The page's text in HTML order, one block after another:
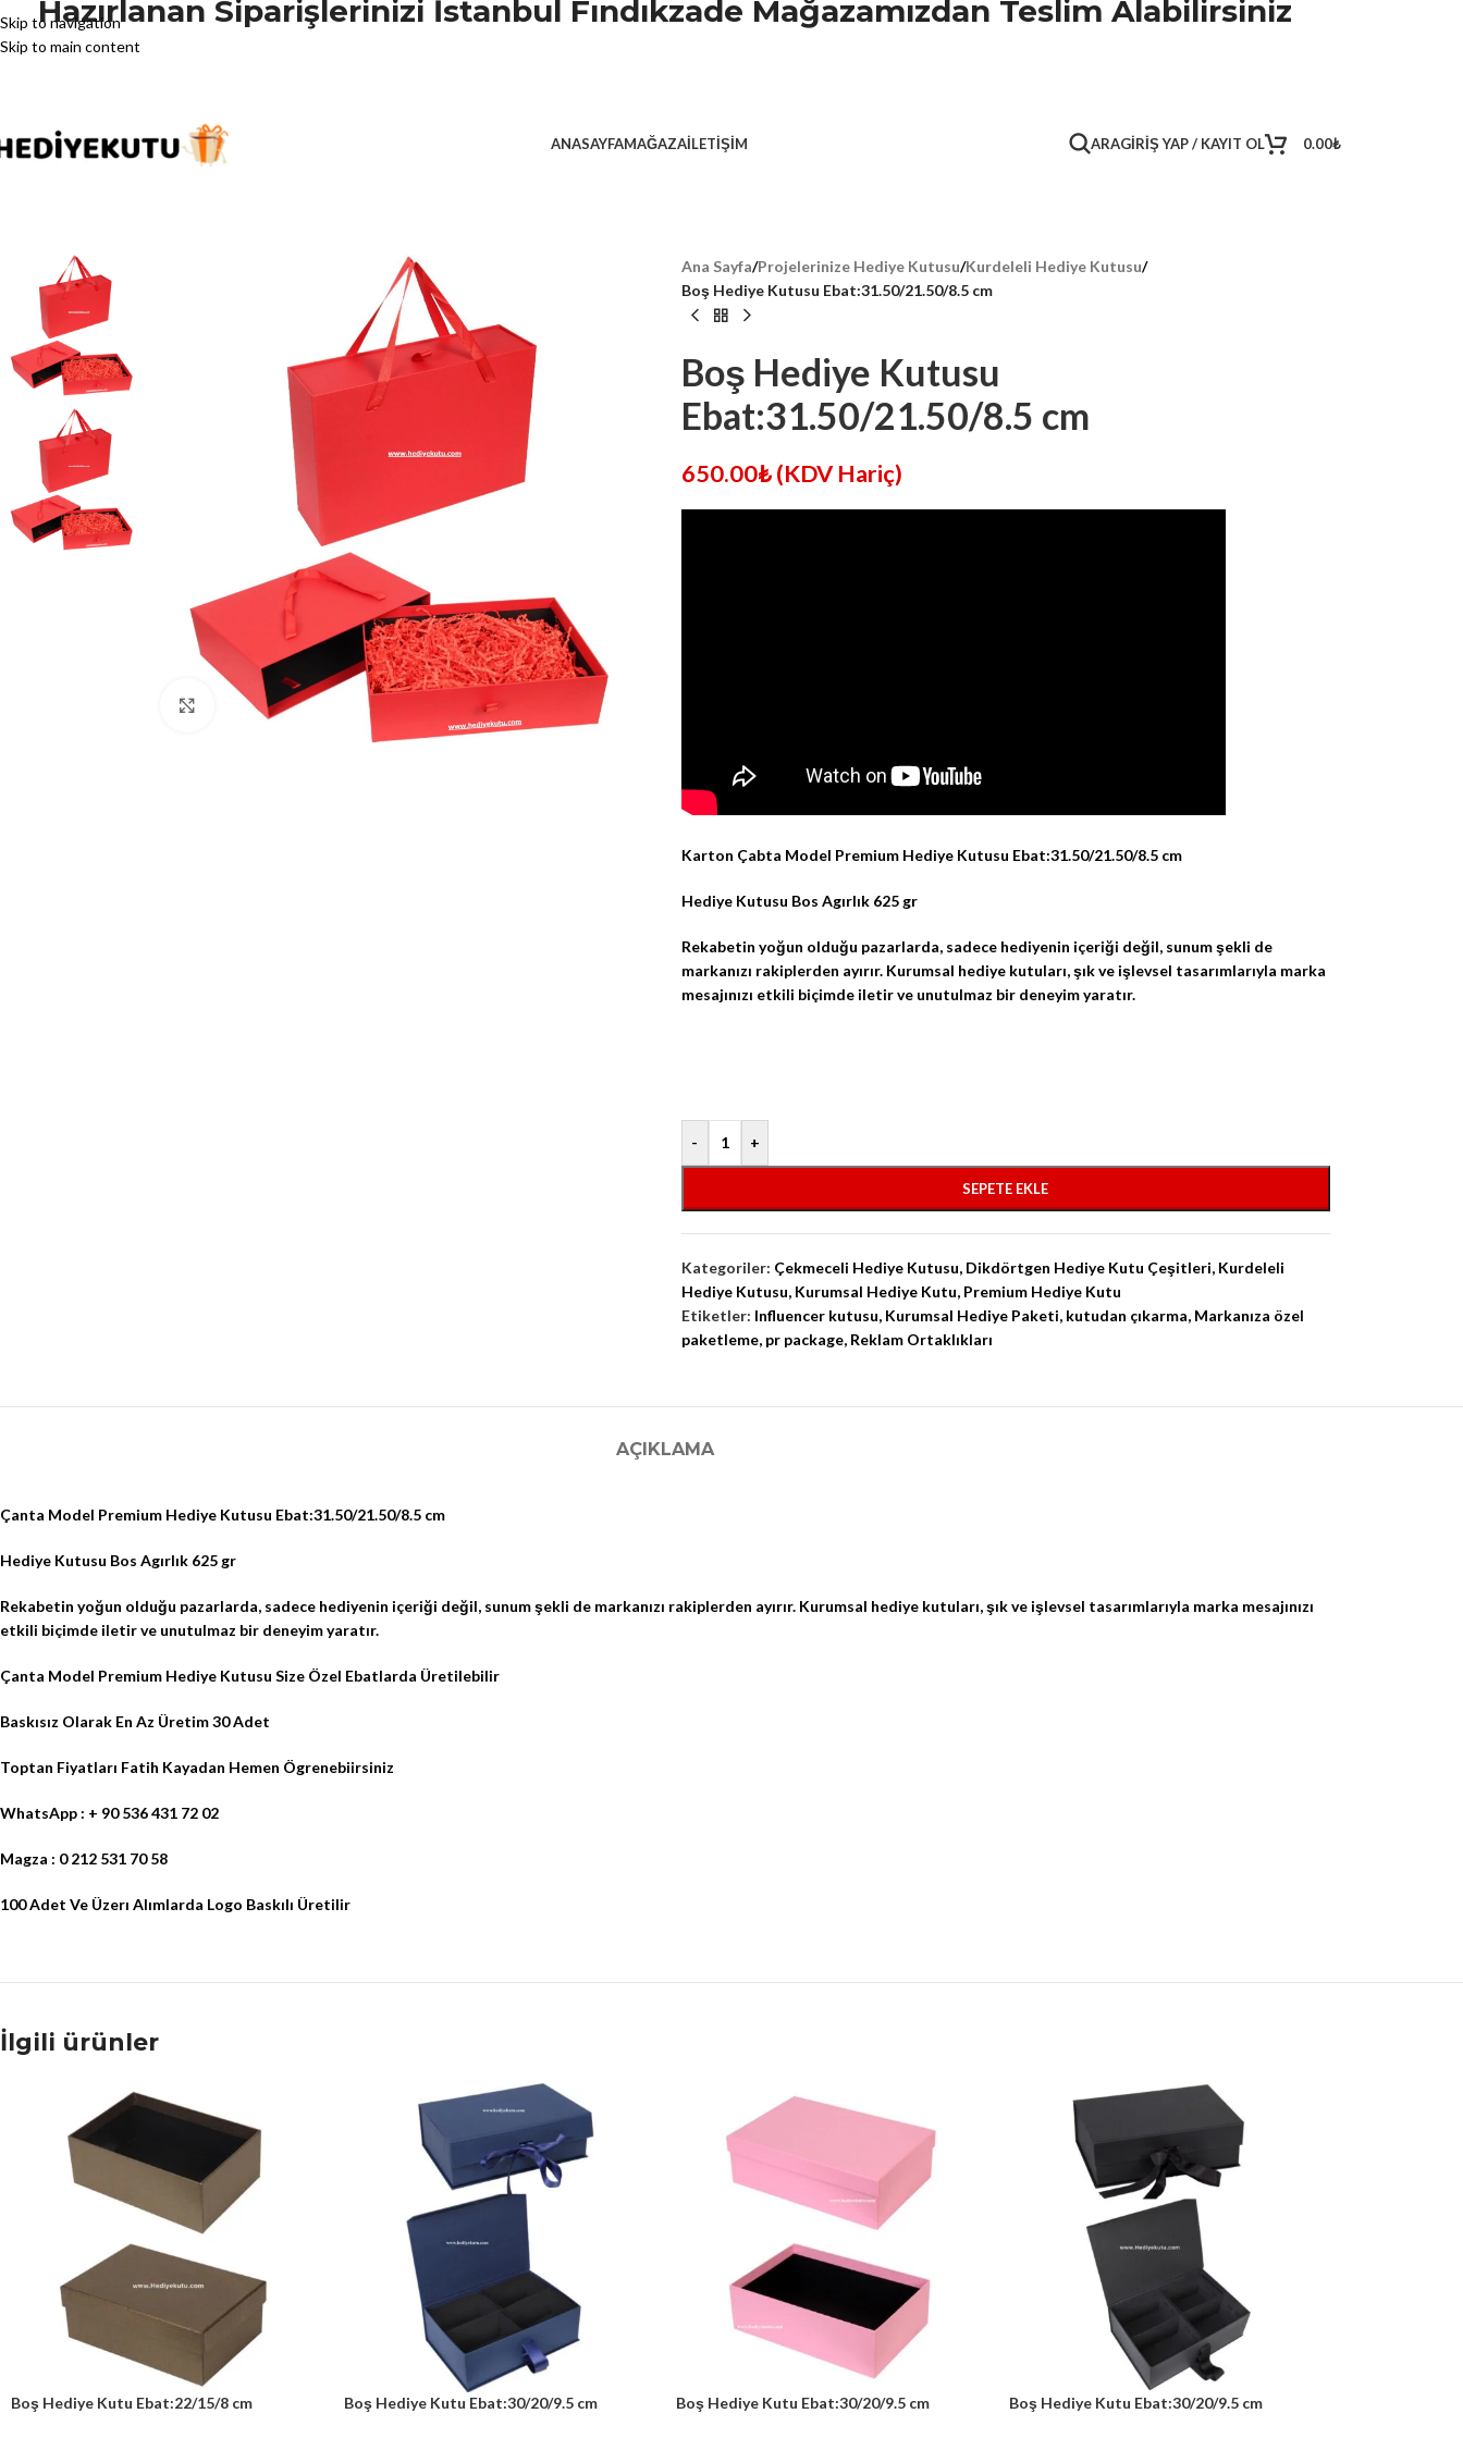
Skip to navigation
Skip to main content
Hazırlanan Siparişlerinizi İstanbul Fındıkzade Mağazamızdan Teslim Alabilirsiniz
ANASAYFAMAĞAZAİLETIŞIM ARAGIRIŞ YAP / KAYIT OL 0.00₺
Click to enlarge
Ana Sayfa/Projelerinize Hediye Kutusu/Kurdeleli Hediye Kutusu/
Boş Hediye Kutusu Ebat:31.50/21.50/8.5 cm
Boş Hediye Kutusu
Ebat:31.50/21.50/8.5 cm
650.00₺(KDV Hariç)
Karton Çabta Model Premium Hediye Kutusu Ebat:31.50/21.50/8.5 cm
Hediye Kutusu Bos Agırlık 625 gr
Rekabetin yoğun olduğu pazarlarda, sadece hediyenin içeriği değil, sunum şekli de
markanızı rakiplerden ayırır. Kurumsal hediye kutuları, şık ve işlevsel tasarımlarıyla marka
mesajınızı etkili biçimde iletir ve unutulmaz bir deneyim yaratır.
- +
SEPETE EKLE
Kategoriler: Çekmeceli Hediye Kutusu, Dikdörtgen Hediye Kutu Çeşitleri, Kurdeleli
Hediye Kutusu, Kurumsal Hediye Kutu, Premium Hediye Kutu
Etiketler: Influencer kutusu, Kurumsal Hediye Paketi, kutudan çıkarma, Markanıza özel
paketleme, pr package, Reklam Ortaklıkları
AÇIKLAMA
Çanta Model Premium Hediye Kutusu Ebat:31.50/21.50/8.5 cm
Hediye Kutusu Bos Agırlık 625 gr
Rekabetin yoğun olduğu pazarlarda, sadece hediyenin içeriği değil, sunum şekli de markanızı rakiplerden ayırır. Kurumsal hediye kutuları, şık ve işlevsel tasarımlarıyla marka mesajınızı
etkili biçimde iletir ve unutulmaz bir deneyim yaratır.
Çanta Model Premium Hediye Kutusu Size Özel Ebatlarda Üretilebilir
Baskısız Olarak En Az Üretim 30 Adet
Toptan Fiyatları Fatih Kayadan Hemen Ögrenebiirsiniz
WhatsApp : + 90 536 431 72 02
Magza : 0 212 531 70 58
100 Adet Ve Üzerı Alımlarda Logo Baskılı Üretilir
İlgili ürünler
Boş Hediye Kutu Ebat:22/15/8 cm Boş Hediye Kutu Ebat:30/20/9.5 cm Boş Hediye Kutu Ebat:30/20/9.5 cm Boş Hediye Kutu Ebat:30/20/9.5 cm